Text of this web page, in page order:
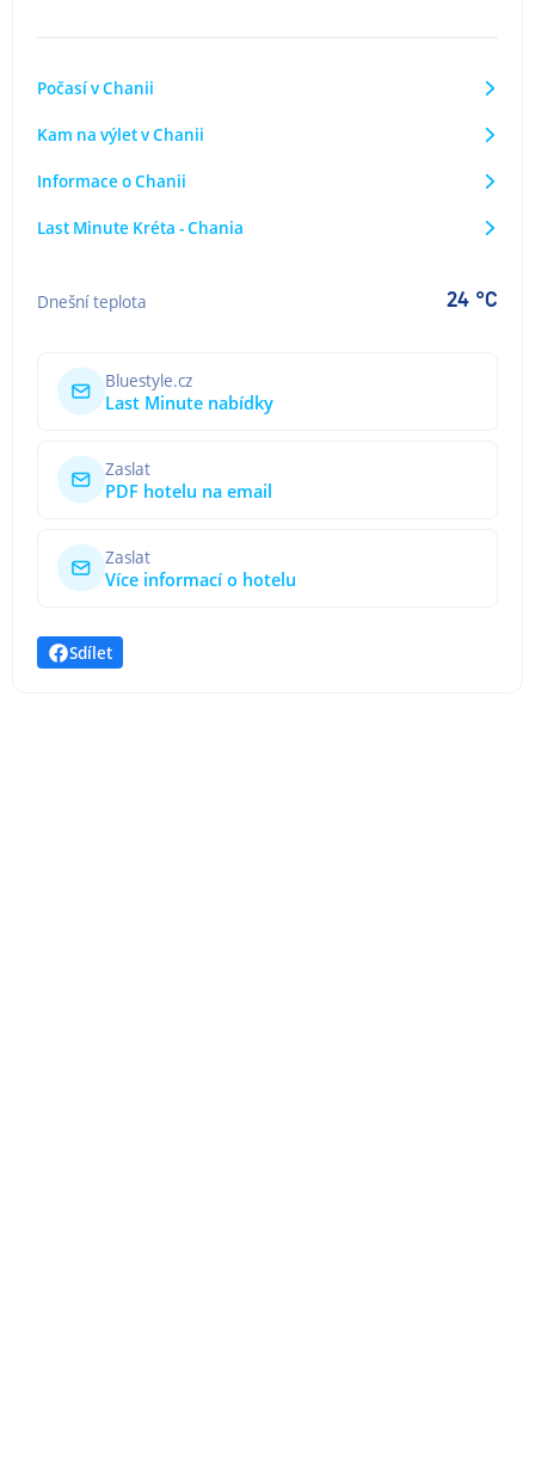
Počasí v Chanii
Kam na výlet v Chanii
Informace o Chanii
Last Minute Kréta - Chania
Dnešní teplota 24 °C
Bluestyle.cz
Last Minute nabídky
Zaslat
PDF hotelu na email
Zaslat
Více informací o hotelu
Sdílet